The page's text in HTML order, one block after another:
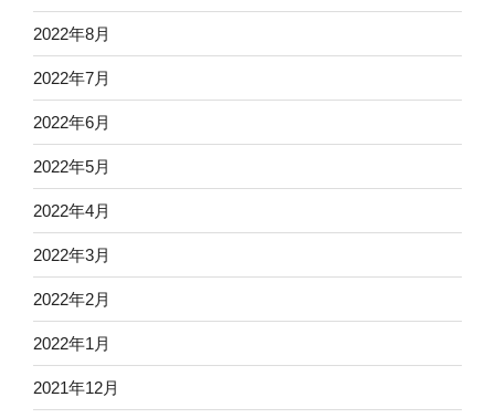
2022年8月
2022年7月
2022年6月
2022年5月
2022年4月
2022年3月
2022年2月
2022年1月
2021年12月